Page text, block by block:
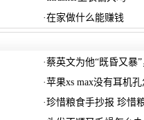
·在家做什么能赚钱
·蔡英文为他“既昏又暴
·苹果xs max没有耳机
·珍惜粮食手抄报 珍惜